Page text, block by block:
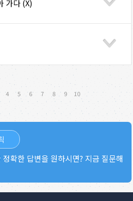
가다 (X)
4 5 6 7 8 9 10
확한 답변을 원하시면? 지금 질문해